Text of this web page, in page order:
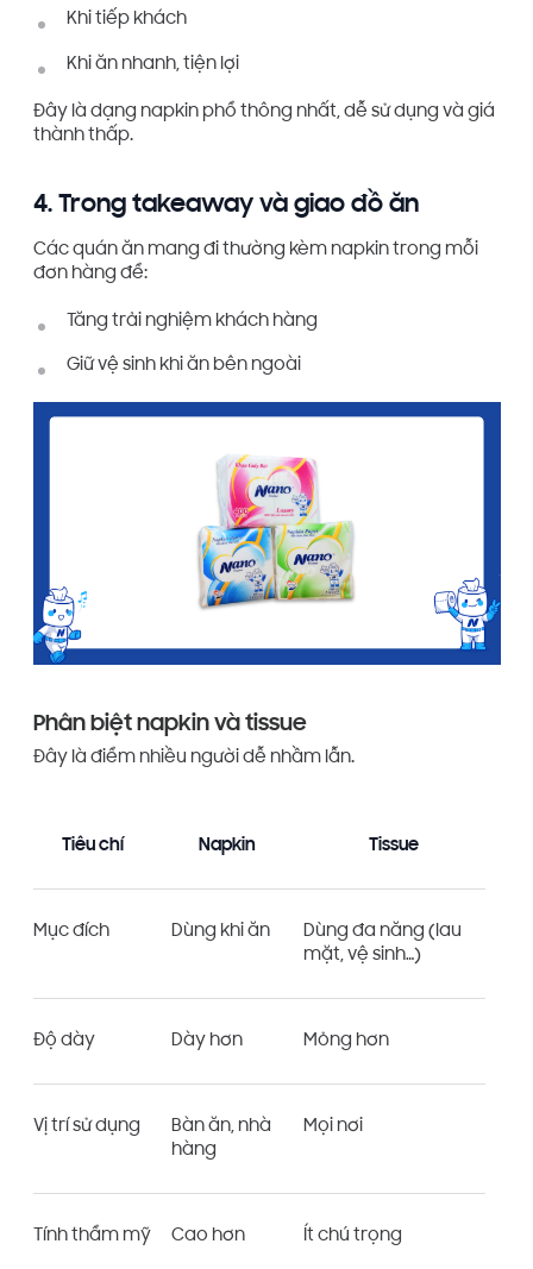
Khi tiếp khách
Khi ăn nhanh, tiện lợi
Đây là dạng napkin phổ thông nhất, dễ sử dụng và giá
thành thấp.
4. Trong takeaway và giao đồ ăn
Các quán ăn mang đi thường kèm napkin trong mỗi
đơn hàng để:
Tăng trải nghiệm khách hàng
Giữ vệ sinh khi ăn bên ngoài
Phân biệt napkin và tissue
Đây là điểm nhiều người dễ nhầm lẫn.
Tiêu chí Napkin Tissue
Mục đích Dùng khi ăn
Dùng đa năng (lau
mặt, vệ sinh…)
Độ dày Dày hơn Mỏng hơn
Vị trí sử dụng
Bàn ăn, nhà
hàng
Mọi nơi
Tính thẩm mỹ Cao hơn Ít chú trọng